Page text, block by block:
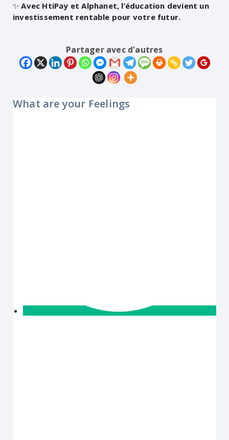
✨Avec HtiPay et Alphanet, l’éducation devient un
investissement rentable pour votre futur.
Partager avec d'autres
What are your Feelings